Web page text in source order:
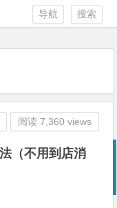
搜索
导航
（不用到店消
阅读 7,360 views